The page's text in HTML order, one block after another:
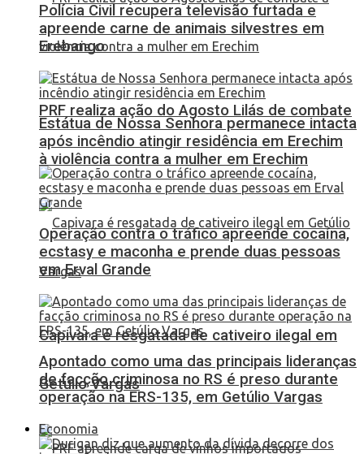
PRF realiza ação do Agosto Lilás de combate
à violência contra a mulher em Erechim
Capivara é resgatada de cativeiro ilegal em
Getúlio Vargas
Polícia Civil recupera televisão furtada e
apreende carne de animais silvestres em
Erebango
Estátua de Nossa Senhora permanece intacta
após incêndio atingir residência em Erechim
Operação contra o tráfico apreende cocaína,
ecstasy e maconha e prende duas pessoas
em Erval Grande
Apontado como uma das principais lideranças
de facção criminosa no RS é preso durante
operação na ERS-135, em Getúlio Vargas
Economia